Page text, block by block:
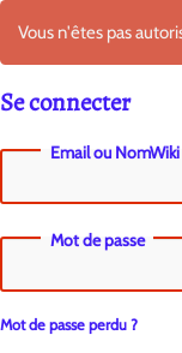
Vous n'êtes pas
Se connecter
Email ou NomWiki
Mot de passe
Mot de passe perdu ?